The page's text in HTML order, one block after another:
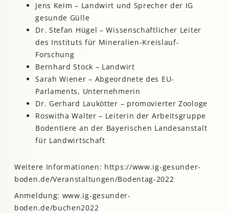
Jens Keim – Landwirt und Sprecher der IG
gesunde Gülle
Dr. Stefan Hügel – Wissenschaftlicher Leiter
des Instituts für Mineralien-Kreislauf-
Forschung
Bernhard Stock – Landwirt
Sarah Wiener – Abgeordnete des EU-
Parlaments, Unternehmerin
Dr. Gerhard Laukötter – promovierter Zoologe
Roswitha Walter – Leiterin der Arbeitsgruppe
Bodentiere an der Bayerischen Landesanstalt
für Landwirtschaft
Weitere Informationen: https://www.ig-gesunder-
boden.de/Veranstaltungen/Bodentag-2022
Anmeldung: www.ig-gesunder-
boden.de/buchen2022